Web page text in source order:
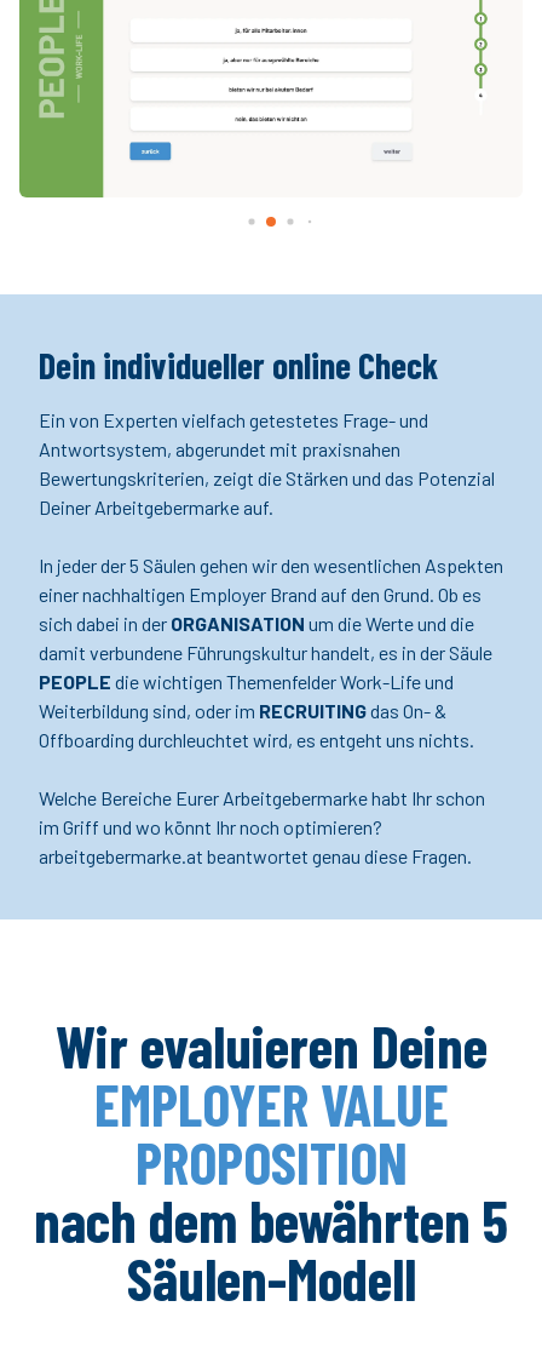
Dein individueller online Check
Ein von Experten vielfach getestetes Frage- und
Antwortsystem, abgerundet mit praxisnahen
Bewertungskriterien, zeigt die Stärken und das Potenzial
Deiner Arbeitgebermarke auf.
In jeder der 5 Säulen gehen wir den wesentlichen Aspekten
einer nachhaltigen Employer Brand auf den Grund. Ob es
sich dabei in der ORGANISATION um die Werte und die
damit verbundene Führungskultur handelt, es in der Säule
PEOPLE die wichtigen Themenfelder Work-Life und
Weiterbildung sind, oder im RECRUITINGdas On- &
Offboarding durchleuchtet wird, es entgeht uns nichts.
Welche Bereiche Eurer Arbeitgebermarke habt Ihr schon
im Griff und wo könnt Ihr noch optimieren?
arbeitgebermarke.at beantwortet genau diese Fragen.
Wir evaluieren Deine
EMPLOYER VALUE
PROPOSITION
nach dem bewährten 5
Säulen-Modell